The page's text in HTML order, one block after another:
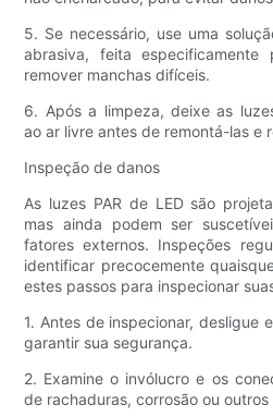
5. Se necessário, use uma
abrasiva, feita
remover manchas difíceis.
6. Após a limpeza, deixe as
ao ar livre antes de remontá-las e
Inspeção de danos
As luzes PAR de LED são
mas ainda podem ser
fatores externos. Inspeções
identificar precocemente
estes passos para inspecionar
1. Antes de inspecionar, desligue
garantir sua segurança.
2. Examine o invólucro e os
de rachaduras, corrosão ou outros